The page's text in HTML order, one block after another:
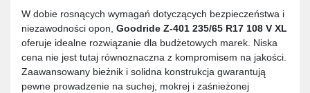
W dobie rosnących wymagań dotyczących bezpieczeństwa i
niezawodności opon, Goodride Z-401 235/65 R17 108 V XL
oferuje idealne rozwiązanie dla budżetowych marek. Niska
cena nie jest tutaj równoznaczna z kompromisem na jakości.
Zaawansowany bieżnik i solidna konstrukcja gwarantują
pewne prowadzenie na suchej, mokrej i zaśnieżonej